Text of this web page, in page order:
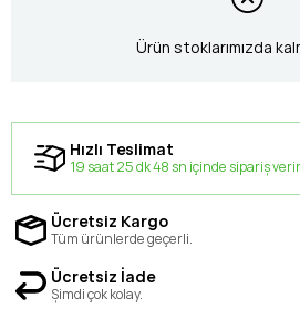
Ürün stoklarımızda
Hızlı Teslimat
19 saat 25 dk 47 sn içinde sipariş
Ücretsiz Kargo
Tüm ürünlerde geçerli.
Ücretsiz İade
Şimdi çok kolay.